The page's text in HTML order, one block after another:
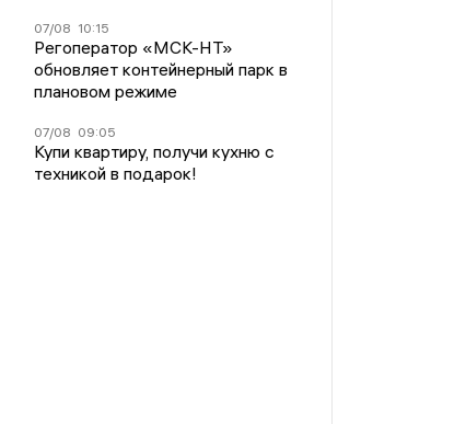
07/08 10:15
Регоператор «МСК-НТ»
обновляет контейнерный парк в
плановом режиме
07/08 09:05
Купи квартиру, получи кухню с
техникой в подарок!